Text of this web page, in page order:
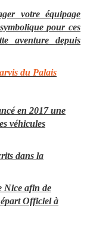
votre équipage
pour ces
aventure depuis
du Palais
en 2017 une
véhicules
dans la
Nice afin de
Officiel à